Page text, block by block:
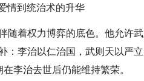
情到统治术的升华
随着权力博弈的底色。他允许
：李治以仁治国，武则天以严
李治去世后仍能维持繁荣。